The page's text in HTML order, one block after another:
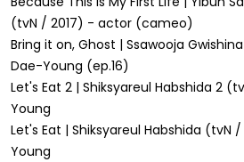
(tvN / 2017) - actor (cameo)
Bring it on, Ghost | Ssawooja
Dae-Young (ep.16)
Let's Eat 2 | Shiksyareul Habshida 2
Young
Let's Eat | Shiksyareul Habshida (tvN
Young